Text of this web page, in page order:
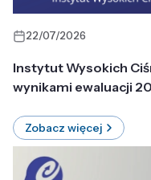
22/07/2026
Instytut Wysokich
wynikami ewaluacji
Zobacz więcej